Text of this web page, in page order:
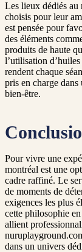
Les lieux dédiés au
choisis pour leur
est pensée pour
des éléments
produits de haute
l’utilisation
rendent chaque
pris en charge
bien-être.
Pour vivre une
montréal est une
cadre raffiné. Le
de moments de
exigences les plus
cette philosophie
allient
dans un univers